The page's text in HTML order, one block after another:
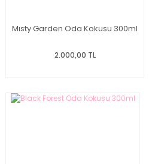
Mısty Garden Oda Kokusu 300ml
2.000,00 TL